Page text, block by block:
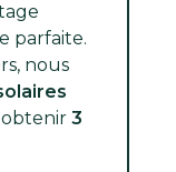
parfaite.
nous
3